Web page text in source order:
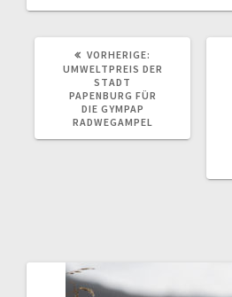
VORHERIGE:
BEITRAG:
UMWELTPREIS DER
STADT
PAPENBURG FÜR
DIE GYMPAP
RADWEGAMPEL